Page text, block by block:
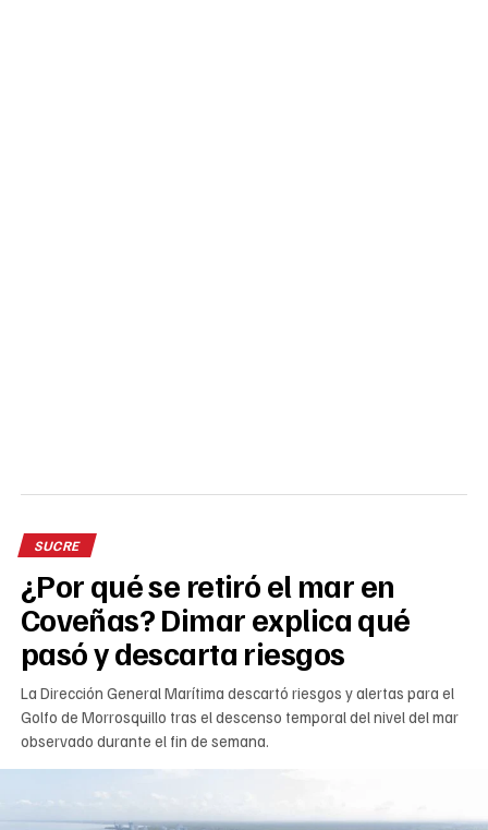
SUCRE
¿Por qué se retiró el mar en
Coveñas? Dimar explica qué
pasó y descarta riesgos
La Dirección General Marítima descartó riesgos y alertas para el
Golfo de Morrosquillo tras el descenso temporal del nivel del mar
observado durante el fin de semana.